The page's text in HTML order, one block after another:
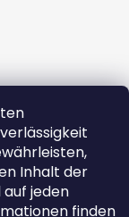
Inhalt der
auf jeden
finden